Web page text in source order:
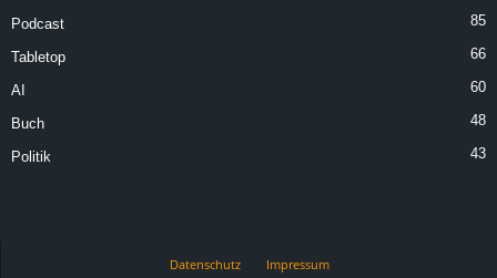
Podcast 85
Tabletop 66
AI 60
Buch 48
Politik 43
Datenschutz Impressum